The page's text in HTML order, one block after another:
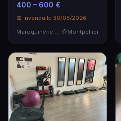
400 – 600 €
📅 Invendu le 30/05/2026
Montpellier